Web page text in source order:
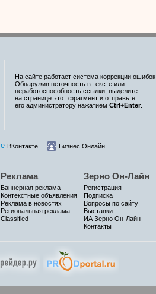
На сайте работает система коррекции ошибок.
Обнаружив неточность в тексте или
неработоспособность ссылки, выделите
на странице этот фрагмент и отправьте
его администратору нажатием Ctrl+Enter
ВКонтакте Бизнес Онлайн
Реклама
Баннерная реклама
Контекстные объявления
Реклама в новостях
Региональная реклама
Classified
Зерно Он-Лайн
Регистрация
Подписка
Вопросы по сайту
Выставки
ИА Зерно Он-Лайн
Контакты